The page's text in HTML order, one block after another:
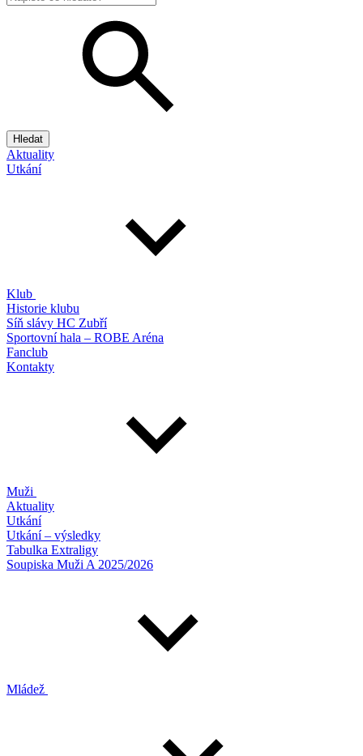
Hledat
Aktuality
Utkání
Klub
Historie klubu
Síň slávy HC Zubří
Sportovní hala – ROBE Aréna
Fanclub
Kontakty
Muži
Aktuality
Utkání
Utkání – výsledky
Tabulka Extraligy
Soupiska Muži A 2025/2026
Mládež